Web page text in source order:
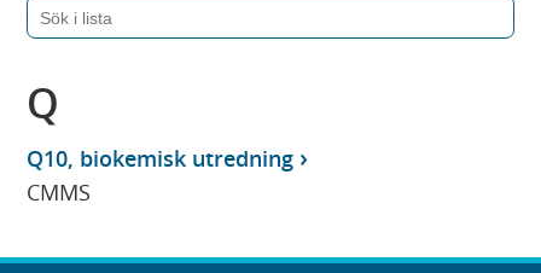
Q
Q10, biokemisk utredning
CMMS